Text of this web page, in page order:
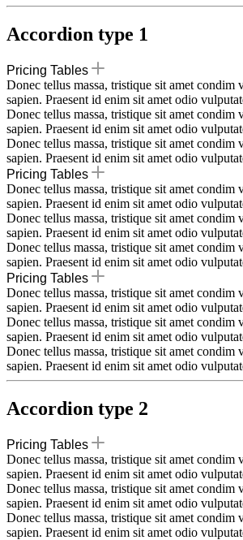
Accordion type 1
Pricing Tables
Donec tellus massa, tristique sit amet condim
sapien. Praesent id enim sit amet odio
Donec tellus massa, tristique sit amet condim
sapien. Praesent id enim sit amet odio
Donec tellus massa, tristique sit amet condim
sapien. Praesent id enim sit amet odio
Pricing Tables
Donec tellus massa, tristique sit amet condim
sapien. Praesent id enim sit amet odio
Donec tellus massa, tristique sit amet condim
sapien. Praesent id enim sit amet odio
Donec tellus massa, tristique sit amet condim
sapien. Praesent id enim sit amet odio
Pricing Tables
Donec tellus massa, tristique sit amet condim
sapien. Praesent id enim sit amet odio
Donec tellus massa, tristique sit amet condim
sapien. Praesent id enim sit amet odio
Donec tellus massa, tristique sit amet condim
sapien. Praesent id enim sit amet odio
Accordion type 2
Pricing Tables
Donec tellus massa, tristique sit amet condim
sapien. Praesent id enim sit amet odio
Donec tellus massa, tristique sit amet condim
sapien. Praesent id enim sit amet odio
Donec tellus massa, tristique sit amet condim
sapien. Praesent id enim sit amet odio